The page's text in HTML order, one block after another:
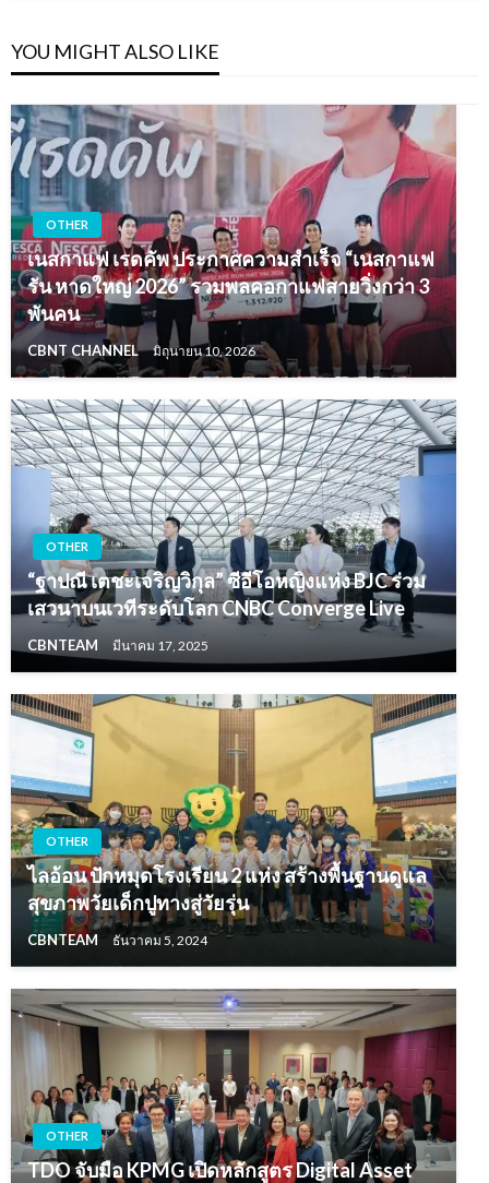
YOU MIGHT ALSO LIKE
OTHER
เนสกาแฟ เรดคัพ ประกาศความสำเร็จ “เนสกาแฟ
รัน หาดใหญ่ 2026” รวมพลคอกาแฟสายวิ่งกว่า 3
พันคน
CBNT CHANNEL มิถุนายน 10, 2026
OTHER
“ฐาปณี เตชะเจริญวิกุล” ซีอีโอหญิงแห่ง BJC ร่วม
เสวนาบนเวทีระดับโลก CNBC Converge Live
CBNTEAM มีนาคม 17, 2025
OTHER
ไลอ้อน ปักหมุดโรงเรียน 2 แห่ง สร้างพื้นฐานดูแล
สุขภาพวัยเด็กปูทางสู่วัยรุ่น
CBNTEAM ธันวาคม 5, 2024
OTHER
TDO จับมือ KPMG เปิดหลักสูตร Digital Asset